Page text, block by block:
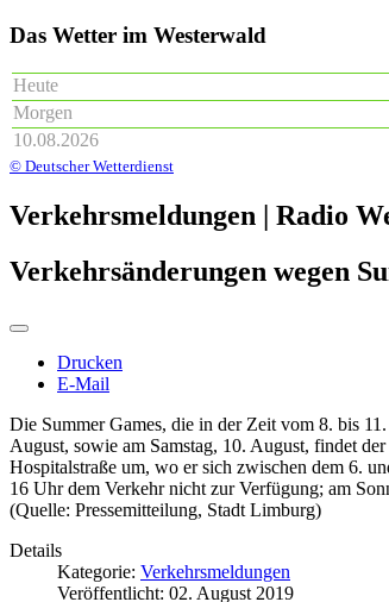
Das Wetter im Westerwald
Heute
Morgen
10.08.2026
© Deutscher Wetterdienst
Verkehrsmeldungen | Radio
Verkehrsänderungen wegen
Drucken
E-Mail
Die Summer Games, die in der Zeit vom 8. bis
August, sowie am Samstag, 10. August, findet
Hospitalstraße um, wo er sich zwischen dem 6.
16 Uhr dem Verkehr nicht zur Verfügung; am
(Quelle: Pressemitteilung, Stadt Limburg)
Details
Kategorie: Verkehrsmeldungen
Veröffentlicht: 02. August 2019